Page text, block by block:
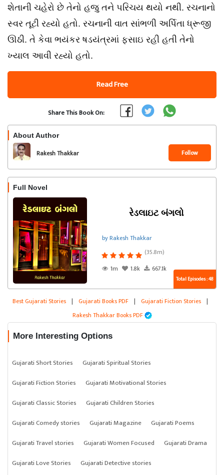
શેતાની ચહેરો છે તેનો હજુ તને પરિચય થયો નથી. રચનાનો
સ્વર તૂટી રહ્યો હતો. રચનાની વાત સાંભળી અર્પિતા ધ્રૂજી
ઊઠી. તે કેવા ભયંકર ષડયંત્રમાં ફસાઇ રહી હતી તેનો
ખ્યાલ આવી રહ્યો હતો.
Read Free
Share This Book On:
About Author
Rakesh Thakkar Follow
Full Novel
રેડલાઇટ બંગલો
by Rakesh Thakkar
(35.8m)
1m
1.8k 667.1k
Total Episodes : 48
Best Gujarati Stories | Gujarati Books PDF | Gujarati Fiction Stories |
Rakesh Thakkar Books PDF
More Interesting Options
Gujarati Short Stories
Gujarati Spiritual Stories
Gujarati Fiction Stories
Gujarati Motivational Stories
Gujarati Classic Stories
Gujarati Children Stories
Gujarati Comedy stories
Gujarati Magazine
Gujarati Poems
Gujarati Travel stories
Gujarati Women Focused
Gujarati Drama
Gujarati Love Stories
Gujarati Detective stories